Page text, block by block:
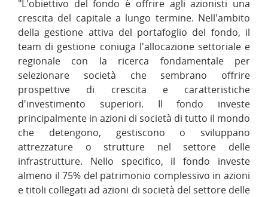
"L'obiettivo del fondo è offrire agli azionisti una
crescita del capitale a lungo termine. Nell'ambito
della gestione attiva del portafoglio del fondo, il
team di gestione coniuga l'allocazione settoriale e
regionale con la ricerca fondamentale per
selezionare società che sembrano offrire
prospettive di crescita e caratteristiche
d'investimento superiori. Il fondo investe
principalmente in azioni di società di tutto il mondo
che detengono, gestiscono o sviluppano
attrezzature o strutture nel settore delle
infrastrutture. Nello specifico, il fondo investe
almeno il 75% del patrimonio complessivo in azioni
e titoli collegati ad azioni di società del settore delle